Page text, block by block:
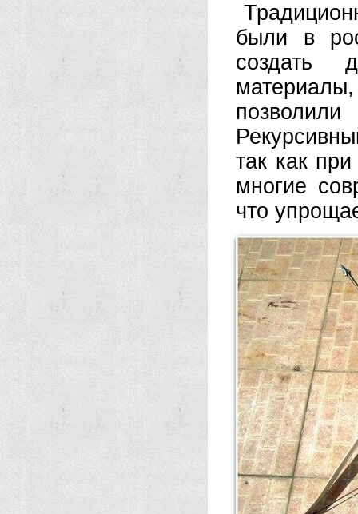
были в
создать
так как
многие
что